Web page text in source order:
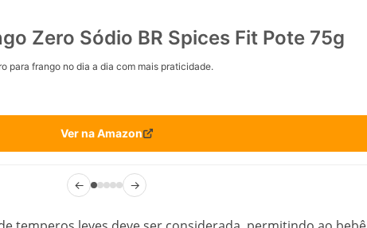
Zero Sódio BR Spices Fit Pote 75g
para frango no dia a dia com mais praticidade.
Ver na Amazon
← →